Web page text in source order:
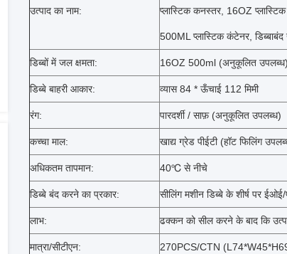
उत्पाद का नाम: प्लास्टिक कनस्तर, 16OZ
500ML प्लास्टिक कंटेनर, डिब्बाबंद
डिब्बों में जल क्षमता: 16OZ 500ml (अनुकूलित उपलब्ध)
डिब्बे बाहरी आकार: व्यास 84 * ऊँचाई 112 मिमी
रंग: पारदर्शी / साफ़ (अनुकूलित उपलब्ध)
कच्चा माल: खाद्य ग्रेड पीईटी (हॉट फिलिंग
अधिकतम तापमान: 40℃ से नीचे
डिब्बे बंद करने का प्रकार: सीलिंग मशीन डिब्बे के शीर्ष पर
लाभ: ढक्कन को सील करने के बाद कि
मात्रा/सीटीएन: 270PCS/CTN